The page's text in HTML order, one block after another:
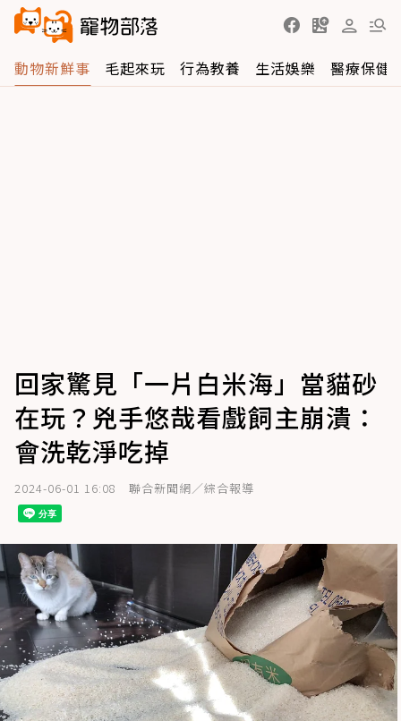
動物新鮮事 毛起來玩 行為教養 生活娛樂 醫療保健
回家驚見「一片白米海」當貓砂
在玩？兇手悠哉看戲飼主崩潰：
會洗乾淨吃掉
2024-06-01 16:08 聯合新聞網／綜合報導